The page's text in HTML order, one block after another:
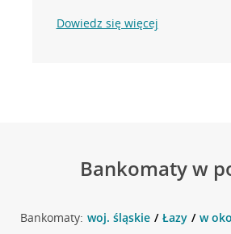
Dowiedz się więcej
Bankomaty w
Bankomaty: woj. śląskie Łazy w